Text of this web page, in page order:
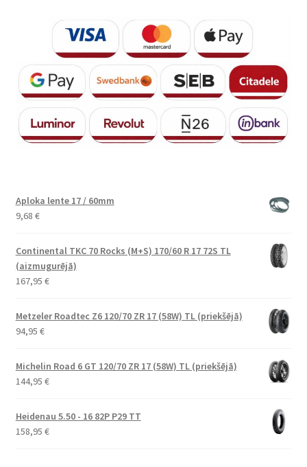
Aploka lente 17 / 60mm
9,68 €
Continental TKC 70 Rocks (M+S) 170/60 R 17 72S TL
(aizmugurējā)
167,95 €
Metzeler Roadtec Z6 120/70 ZR 17 (58W) TL (priekšējā)
94,95 €
Michelin Road 6 GT 120/70 ZR 17 (58W) TL (priekšējā)
144,95 €
Heidenau 5.50 - 16 82P P29 TT
158,95 €